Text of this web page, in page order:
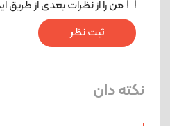
من را از نظرات بعدی از طریق
نکته دان